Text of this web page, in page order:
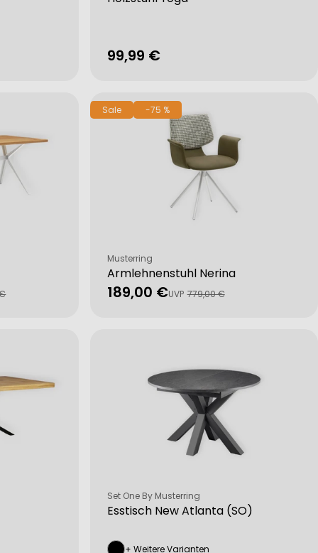
Regulärer
99,99 €
Sale -75 %
Armlehnenstuhl Nerina
Verkäufer:
Musterring
Verkaufspreis
189,00 €
Regulärer
UVP 779,00 €
Esstisch New Atlanta (SO)
Verkäufer:
Set One By Musterring
+ Weitere Varianten